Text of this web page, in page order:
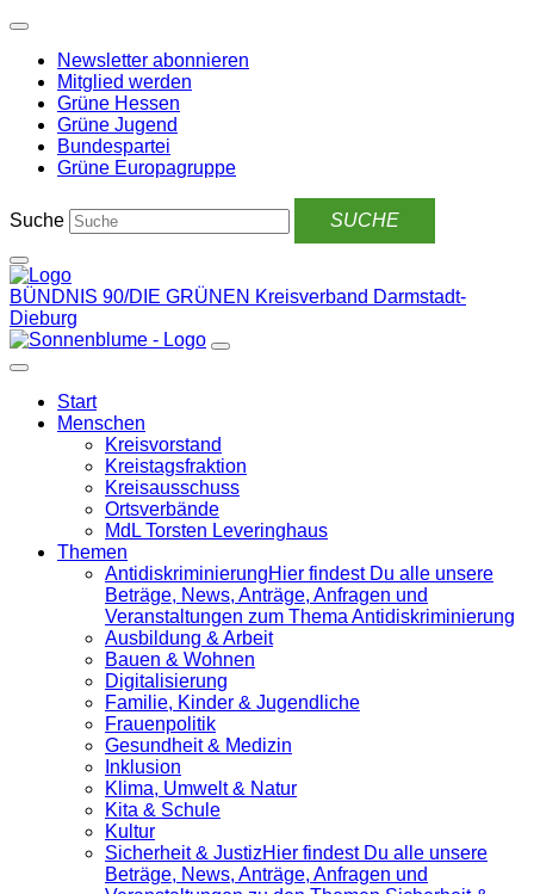
Weiter
Inhalt
Newsletter abonnieren
Mitglied werden
Grüne Hessen
Grüne Jugend
Bundespartei
Grüne Europagruppe
Suche
BÜNDNIS 90/DIE GRÜNEN Kreisverband Darmstadt-
Dieburg
Start
Menschen
Kreisvorstand
Kreistagsfraktion
Kreisausschuss
Ortsverbände
MdL Torsten Leveringhaus
Themen
Antidiskrimi­nierungHier findest Du alle unsere
Beträge, News, Anträge, Anfragen und
Veranstaltungen zum Thema Antidiskriminierung
Ausbildung & Arbeit
Bauen & Wohnen
Digitalisierung
Familie, Kinder & Jugendliche
Frauenpolitik
Gesundheit & Medizin
Inklusion
Klima, Umwelt & Natur
Kita & Schule
Kultur
Sicherheit & JustizHier findest Du alle unsere
Beträge, News, Anträge, Anfragen und